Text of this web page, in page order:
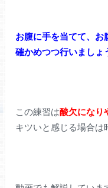
お腹に手を当てて、お
確かめつつ行いましょ
この練習は酸欠になり
キツいと感じる場合は